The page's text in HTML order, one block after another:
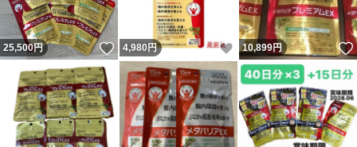
25,500円 いいね！
4,980 円 いいね！
10,899円